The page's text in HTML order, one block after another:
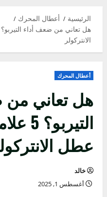
الرئيسية
أعطال المحرك
الانتركولر
أعطال المحرك
هل تعاني من
عطل